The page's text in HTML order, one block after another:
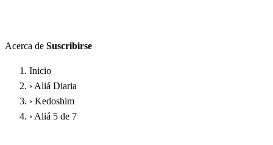
Acerca de Suscribirse
Inicio
› Aliá Diaria
› Kedoshim
› Aliá 5 de 7